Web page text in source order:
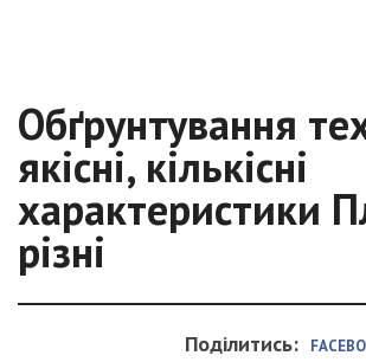
Обґрунтування
якісні, кількісні
характеристики
різні
Поділитись: